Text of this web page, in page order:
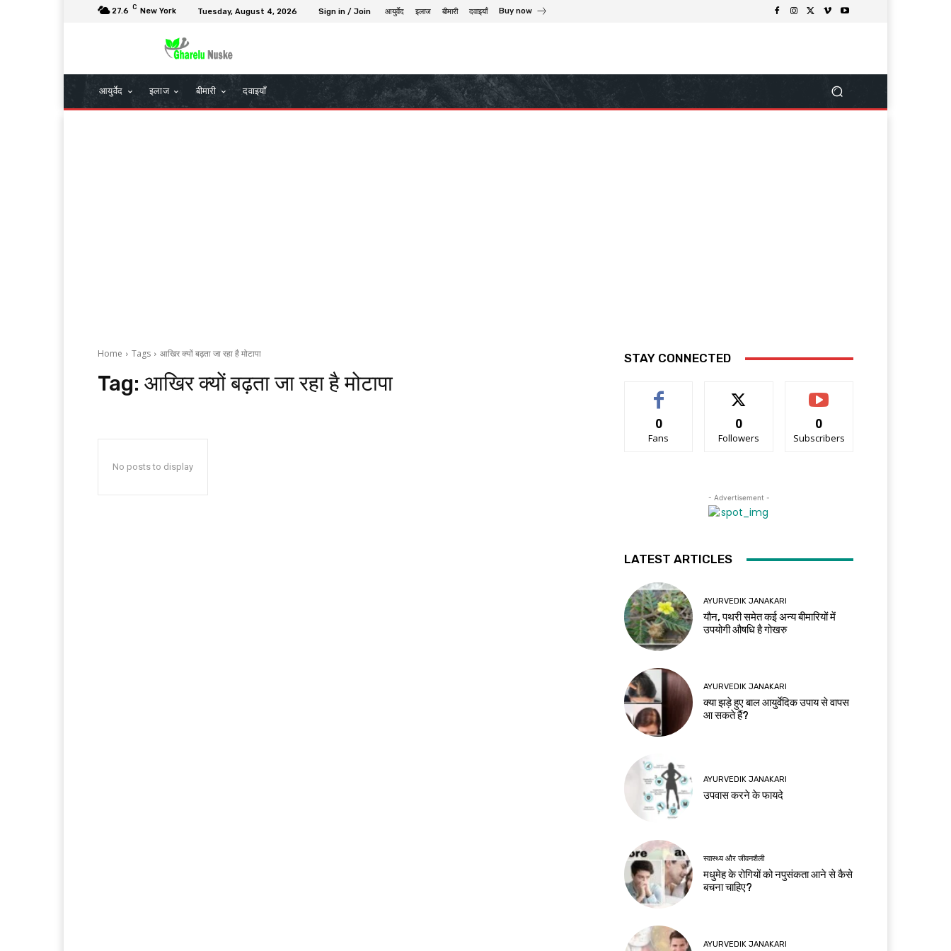
27.6 C New York Tuesday, August 4, 2026 Sign in / Join आयुर्वेद इलाज बीमारी दवाइयाँ Buy now
आयुर्वेद इलाज बीमारी दवाइयाँ
Home Tags आखिर क्यों बढ़ता जा रहा है मोटापा
Tag: आखिर क्यों बढ़ता जा रहा है मोटापा
No posts to display
STAY CONNECTED
0
Fans
0
Followers
0
Subscribers
- Advertisement -
LATEST ARTICLES
AYURVEDIK JANAKARI
यौन, पथरी समेत कई अन्य बीमारियों में
उपयोगी औषधि है गोखरु
AYURVEDIK JANAKARI
क्या झड़े हुए बाल आयुर्वेदिक उपाय से वापस
आ सकते हैं?
AYURVEDIK JANAKARI
उपवास करने के फायदे
स्वास्थ्य और जीवनशैली
मधुमेह के रोगियों को नपुसंकता आने से कैसे
बचना चाहिए?
AYURVEDIK JANAKARI